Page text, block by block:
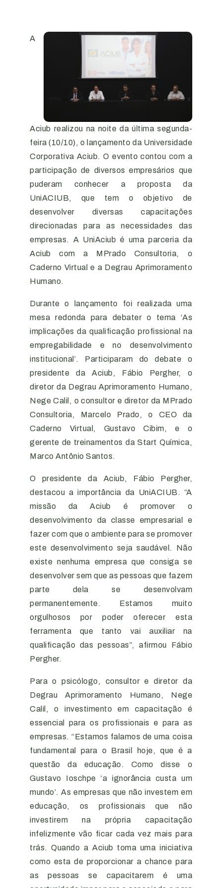
A
Aciub realizou na noite da última segunda-
feira (10/10), o lançamento da Universidade
Corporativa Aciub. O evento contou com a
participação de diversos empresários que
puderam conhecer a proposta da
UniACIUB, que tem o objetivo de
desenvolver diversas capacitações
direcionadas para as necessidades das
empresas. A UniAciub é uma parceria da
Aciub com a MPrado Consultoria, o
Caderno Virtual e a Degrau Aprimoramento
Humano.
Durante o lançamento foi realizada uma
mesa redonda para debater o tema ‘As
implicações da qualificação profissional na
empregabilidade e no desenvolvimento
institucional’. Participaram do debate o
presidente da Aciub, Fábio Pergher, o
diretor da Degrau Aprimoramento Humano,
Nege Calil, o consultor e diretor da MPrado
Consultoria, Marcelo Prado, o CEO da
Caderno Virtual, Gustavo Cibim, e o
gerente de treinamentos da Start Química,
Marco Antônio Santos.
O presidente da Aciub, Fábio Pergher,
destacou a importância da UniACIUB. “A
missão da Aciub é promover o
desenvolvimento da classe empresarial e
fazer com que o ambiente para se promover
este desenvolvimento seja saudável. Não
existe nenhuma empresa que consiga se
desenvolver sem que as pessoas que fazem
parte dela se desenvolvam
permanentemente. Estamos muito
orgulhosos por poder oferecer esta
ferramenta que tanto vai auxiliar na
qualificação das pessoas”, afirmou Fábio
Pergher.
Para o psicólogo, consultor e diretor da
Degrau Aprimoramento Humano, Nege
Calil, o investimento em capacitação é
essencial para os profissionais e para as
empresas. “Estamos falamos de uma coisa
fundamental para o Brasil hoje, que é a
questão da educação. Como disse o
Gustavo Ioschpe ‘a ignorância custa um
mundo’. As empresas que não investem em
educação, os profissionais que não
investirem na própria capacitação
infelizmente vão ficar cada vez mais para
trás. Quando a Aciub toma uma iniciativa
como esta de proporcionar a chance para
as pessoas se capacitarem é uma